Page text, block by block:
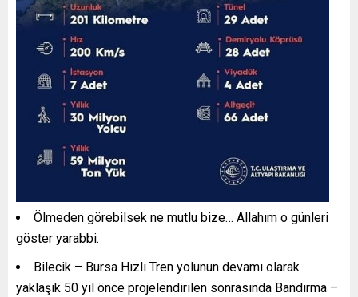
Ölmeden görebilsek ne mutlu bize… Allahım o günleri
göster yarabbi.
Bilecik – Bursa Hızlı Tren yolunun devamı olarak
yaklaşık 50 yıl önce projelendirilen sonrasında Bandırma –